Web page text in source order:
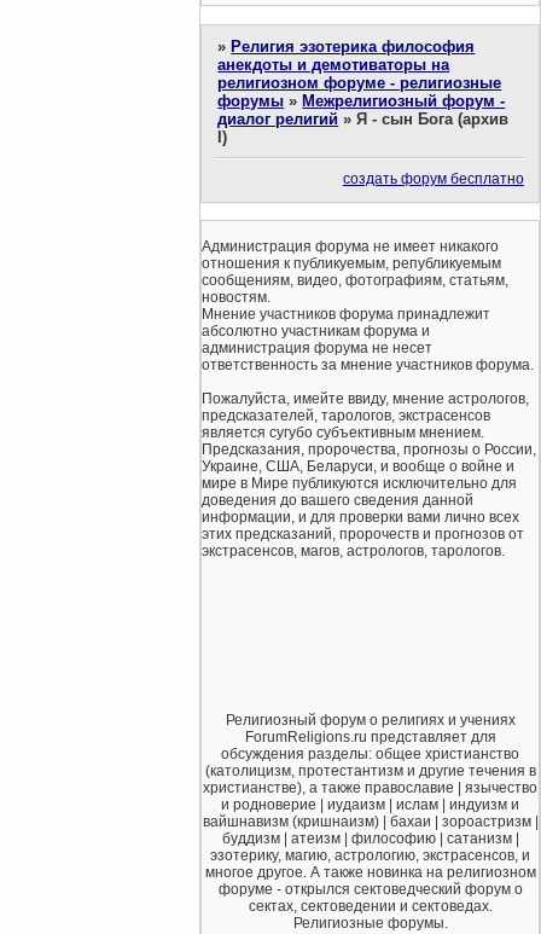
» Религия эзотерика философия
анекдоты и демотиваторы на
религиозном форуме - религиозные
форумы » Межрелигиозный форум -
диалог религий »Я - сын Бога (архив
I)
создать форум бесплатно
Администрация форума не имеет никакого
отношения к публикуемым, републикуемым
сообщениям, видео, фотографиям, статьям,
новостям.
Мнение участников форума принадлежит
абсолютно участникам форума и
администрация форума не несет
ответственность за мнение участников форума.
Пожалуйста, имейте ввиду, мнение астрологов,
предсказателей, тарологов, экстрасенсов
является сугубо субъективным мнением.
Предсказания, пророчества, прогнозы о России,
Украине, США, Беларуси, и вообще о войне и
мире в Мире публикуются исключительно для
доведения до вашего сведения данной
информации, и для проверки вами лично всех
этих предсказаний, пророчеств и прогнозов от
экстрасенсов, магов, астрологов, тарологов.
Религиозный форум о религиях и учениях
ForumReligions.ru представляет для
обсуждения разделы: общее христианство
(католицизм, протестантизм и другие течения в
христианстве), а также православие | язычество
и родноверие | иудаизм | ислам | индуизм и
вайшнавизм (кришнаизм) | бахаи | зороастризм |
буддизм | атеизм | философию | сатанизм |
эзотерику, магию, астрологию, экстрасенсов, и
многое другое. А также новинка на религиозном
форуме - открылся сектоведческий форум о
сектах, сектоведении и сектоведах.
Религиозные форумы.